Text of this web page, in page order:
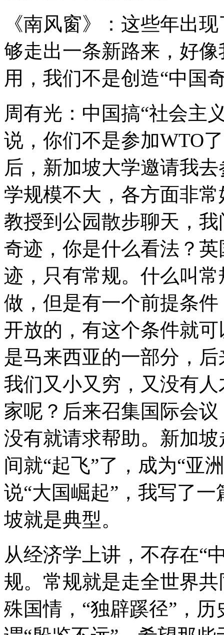
《南风窗》：这些年出
够走出一条新路来，好
用，我们不是创造“中国
周有光：中国搞“社会主
说，你们不是参加WTO
后，新加坡大学邀请我
学规模不大，各方面非
教授到公园散步聊天，
奇迹，你是什么看法？
迹，只有常规。什么叫
做，但是有一个前提条
开放的，有这个条件就
是马来西亚的一部分，
我们又小又穷，又没有
家呢？后来召集国际会
没有就请求帮助。新加
间就“起飞”了，成为“亚
说“大国崛起”，我写了
坡就是典型。
从经济学上讲，不存在“
规。常规就是走全世界
殊国情，“独辟蹊径”，